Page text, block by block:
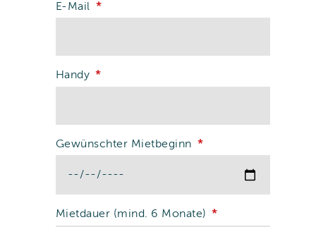
E-Mail
Handy
Gewünschter Mietbeginn
Mietdauer (mind. 6 Monate)